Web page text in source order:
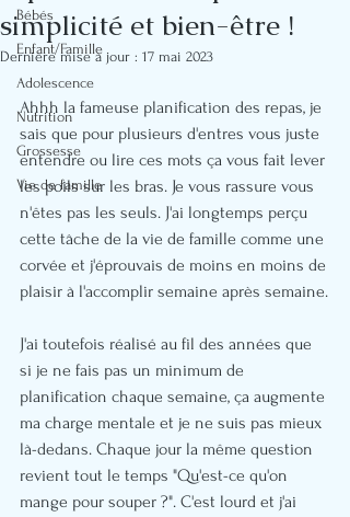
Bébés
Enfant/Famille
Adolescence
Nutrition
Grossesse
Vie de famille
simplicité et bien-être !
Dernière mise à jour : 17 mai 2023
Ahhh la fameuse planification des repas, je
sais que pour plusieurs d'entres vous juste
entendre ou lire ces mots ça vous fait lever
les poils sur les bras. Je vous rassure vous
n'êtes pas les seuls. J'ai longtemps perçu
cette tâche de la vie de famille comme une
corvée et j'éprouvais de moins en moins de
plaisir à l'accomplir semaine après semaine.
J'ai toutefois réalisé au fil des années que
si je ne fais pas un minimum de
planification chaque semaine, ça augmente
ma charge mentale et je ne suis pas mieux
là-dedans. Chaque jour la même question
revient tout le temps "Qu'est-ce qu'on
mange pour souper ?". C'est lourd et j'ai